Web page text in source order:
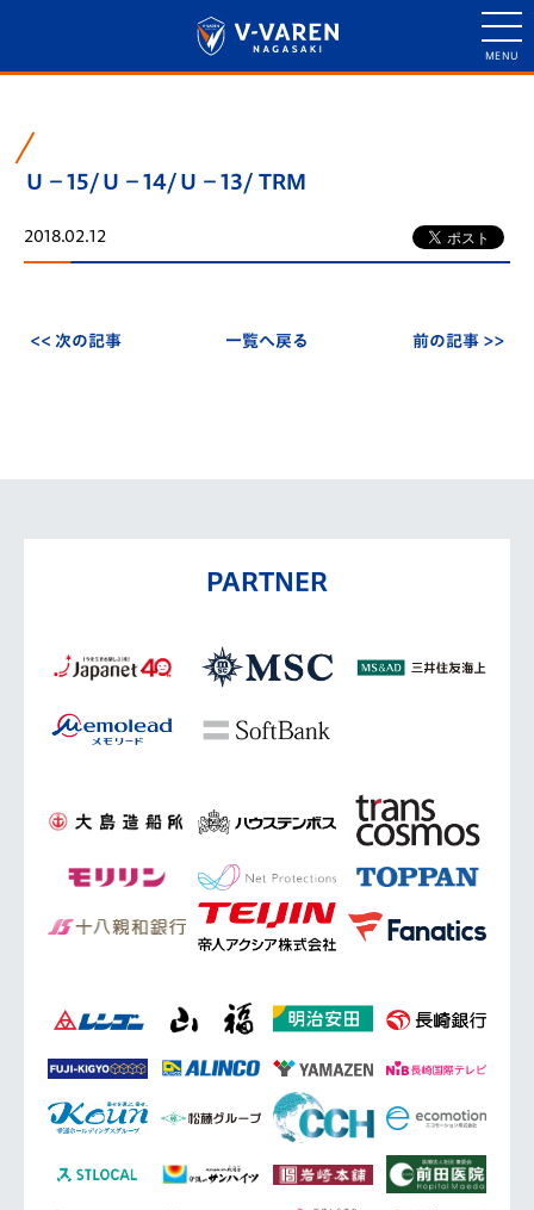
Ｕ－15/Ｕ－14/Ｕ－13/ TRM
2018.02.12
<< 次の記事 一覧へ戻る 前の記事 >>
PARTNER